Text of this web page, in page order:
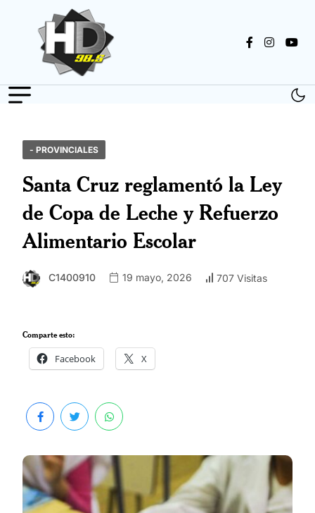
- PROVINCIALES
Santa Cruz reglamentó la Ley
de Copa de Leche y Refuerzo
Alimentario Escolar
C1400910 19 mayo, 2026 707 Visitas
Comparte esto:
Facebook X